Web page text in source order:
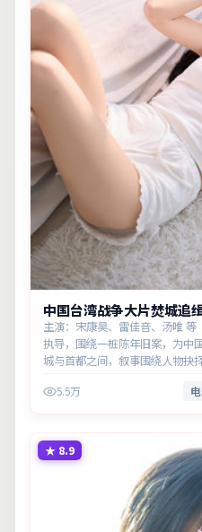
中国台湾战争大片焚城追
主演：宋康昊、雷佳音、汤唯
执导，围绕一桩陈年旧案，为中
城与首都之间，叙事围绕人物抉
5.5万
★ 8.9